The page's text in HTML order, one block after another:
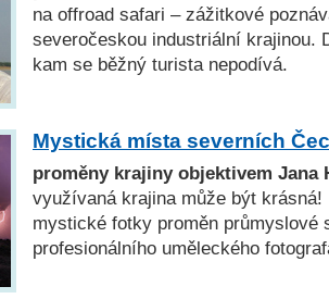
na offroad safari – zážitkové
severočeskou industriální krajinou.
kam se běžný turista nepodívá.
Mystická místa severních
proměny krajiny objektivem Jana
využívaná krajina může být krásná!
mystické fotky proměn průmyslové
profesionálního uměleckého